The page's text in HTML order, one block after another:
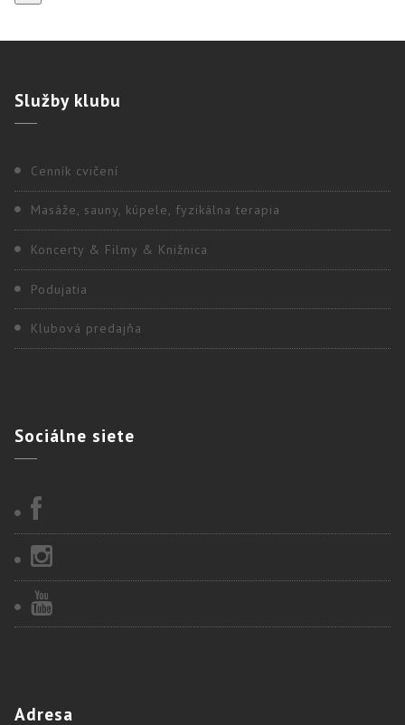
Službyklubu
Cenník cvičení
Masáže, sauny, kúpele, fyzikálna terapia
Koncerty & Filmy & Knižnica
Podujatia
Klubová predajňa
Sociálne siete
Adresa